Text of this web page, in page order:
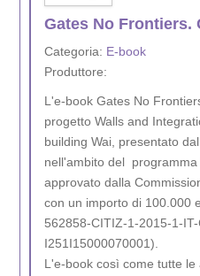
Gates No Frontiers.
Categoria: E-book
Produttore:
L'e-book Gates No
progetto Walls and
building Wai, presentato
nell'ambito del programma
approvato dalla
con un importo di 100.000
562858-CITIZ-1-2015-1-
I251I15000070001).
L'e-book così come tutte le